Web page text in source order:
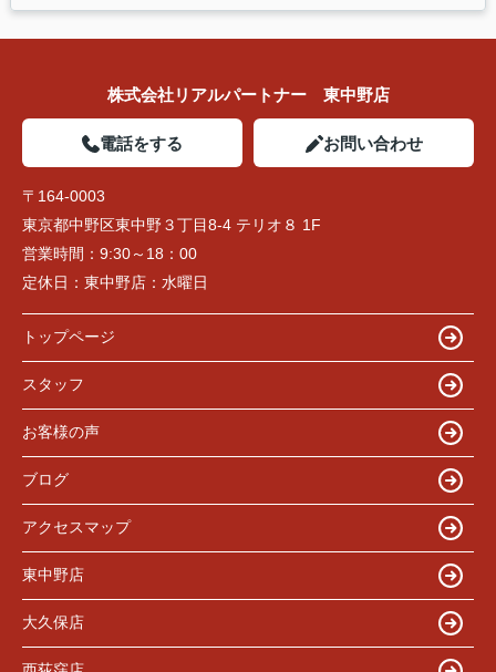
株式会社リアルパートナー 東中野店
電話をする お問い合わせ
〒164-0003
東京都中野区東中野３丁目8-4 テリオ８ 1F
営業時間： 9:30～18：00
定休日： 東中野店：水曜日
トップページ
スタッフ
お客様の声
ブログ
アクセスマップ
東中野店
大久保店